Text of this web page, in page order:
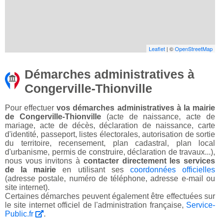
Leaflet | ©OpenStreetMap
Démarches administratives à
Congerville-Thionville
Pour effectuervos démarches administratives à la mairie
de Congerville-Thionville(acte de naissance, acte de
mariage, acte de décès, déclaration de naissance, carte
d'identité, passeport, listes électorales, autorisation de sortie
du territoire, recensement, plan cadastral, plan local
d'urbanisme, permis de construire, déclaration de travaux...),
nous vous invitons à contacter directement les services
de la mairie en utilisant ses coordonnées officielles
(adresse postale, numéro de téléphone, adresse e-mail ou
site internet).
Certaines démarches peuvent également être effectuées sur
le site internet officiel de l'administration française, Service-
Public.fr
.